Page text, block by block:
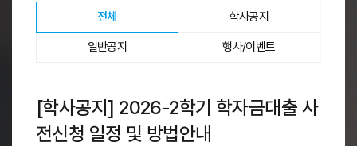
전체
선택됨
학사공지
일반공지 행사/이벤트
[학사공지] 2026-2학기 학자금대출 사
전신청 일정 및 방법안내